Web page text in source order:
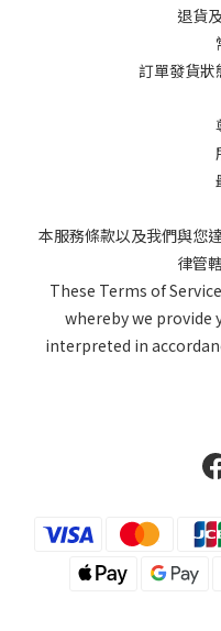
退貨
訂單發貨狀
本服務條款以及我們與您
律管
These Terms of
whereby we provide
interpreted in